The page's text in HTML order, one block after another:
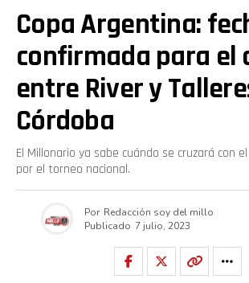
Copa Argentina:
confirmada para el
entre River y
Córdoba
El Millonario ya sabe cuándo se cruzará con
por el torneo nacional.
Por Redacción soy del millo
Publicado 7 julio, 2023